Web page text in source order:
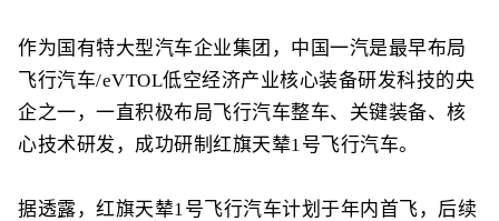
作为国有特大型汽车企业集团，中国一汽是最早布局
飞行汽车/eVTOL低空经济产业核心装备研发科技的央
企之一，一直积极布局飞行汽车整车、关键装备、核
心技术研发，成功研制红旗天辇1号飞行汽车。
据透露，红旗天辇1号飞行汽车计划于年内首飞，后续